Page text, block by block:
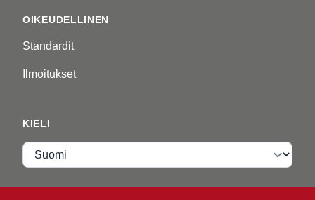
OIKEUDELLINEN
Standardit
Ilmoitukset
KIELI
Kieli